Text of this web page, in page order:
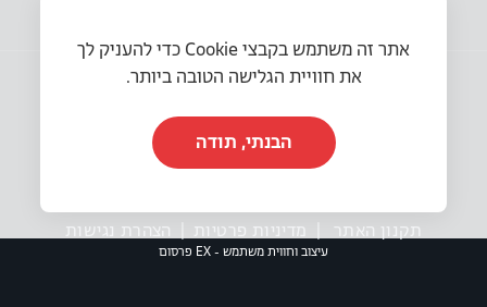
תקנון האתר מדיניות פרטיות הצהרת נגישות
עיצוב וחווית משתמש - EX פרסום
אתר זה משתמש בקבצי Cookie כדי להעניק לך
את חוויית הגלישה הטובה ביותר.
הבנתי, תודה